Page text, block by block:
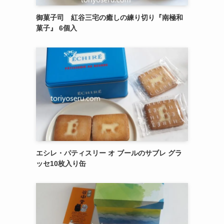
御菓子司 紅谷三宅の癒しの練り切り『南極和
菓子』 6個入
エシレ・パティスリー オ ブールのサブレ グラ
ッセ10枚入り缶